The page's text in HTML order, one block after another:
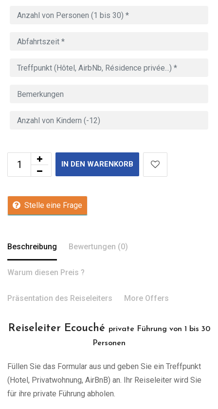
IN DEN WARENKORB
Stelle eine Frage
Beschreibung Bewertungen (0)
Warum diesen Preis ?
Präsentation des Reiseleiters More Offers
Reiseleiter Ecouché private Führung von 1 bis 30
Personen
Füllen Sie das Formular aus und geben Sie ein Treffpunkt
(Hotel, Privatwohnung, AirBnB) an. Ihr Reiseleiter wird Sie
für ihre private Führung abholen.